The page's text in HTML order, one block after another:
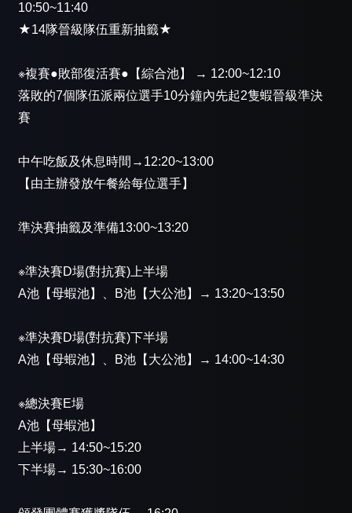
10:50~11:40
★14隊晉級隊伍重新抽籤★
※複賽●敗部復活賽●【綜合池】 → 12:00~12:10
落敗的7個隊伍派兩位選手10分鐘內先起2隻蝦晉級準決
賽
中午吃飯及休息時間→12:20~13:00
【由主辦發放午餐給每位選手】
準決賽抽籤及準備13:00~13:20
※準決賽D場(對抗賽)上半場
A池【母蝦池】、B池【大公池】→ 13:20~13:50
※準決賽D場(對抗賽)下半場
A池【母蝦池】、B池【大公池】→ 14:00~14:30
※總決賽E場
A池【母蝦池】
上半場→ 14:50~15:20
下半場→ 15:30~16:00